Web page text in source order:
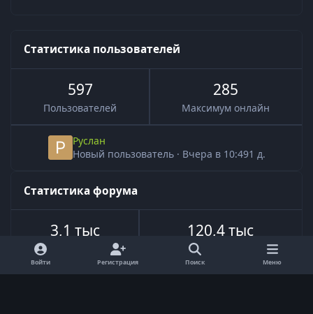
Статистика пользователей
597
Пользователей
285
Максимум онлайн
Руслан
Новый пользователь · Вчера в 10:491 д.
Статистика форума
3,1 тыс
Всего сообщений
120,4 тыс
Войти Регистрация Поиск Меню